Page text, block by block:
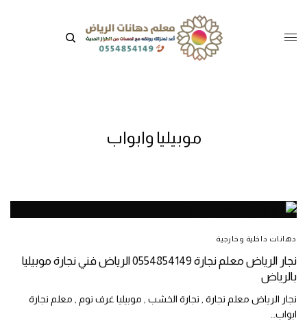
موبيليا وابواب
دهانات داخلية وخارجية
نجار الرياض معلم نجارة 0554854149 الرياض فني نجارة موبيليا
بالرياض
نجار الرياض معلم نجارة , نجارة الخشب , موبيليا غرف نوم , معلم نجارة
ابواب…